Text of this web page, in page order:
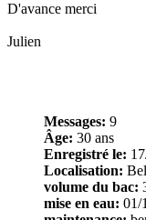
D'avance merci
Julien
Messages: 9
Âge: 30 ans
Enregistré le:
Localisation:
volume du bac:
mise en eau: 01/